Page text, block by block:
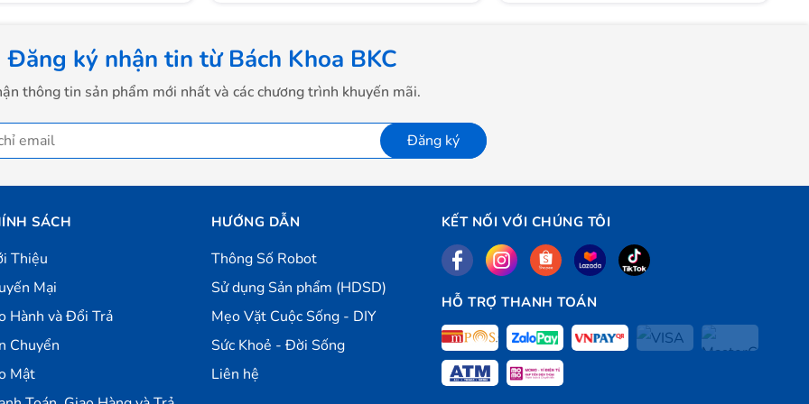
Đăng ký nhận tin từ Bách Khoa BKC
thông tin sản phẩm mới nhất và các chương trình khuyến mãi.
Đăng ký
SÁCH
Thiệu
Mại
Hành và Đổi Trả
Chuyển
Mật
HƯỚNG DẪN
Thông Số Robot
Sử dụng Sản phẩm (HDSD)
Mẹo Vặt Cuộc Sống - DIY
Sức Khoẻ - Đời Sống
Liên hệ
KẾT NỐI VỚI CHÚNG TÔI
HỖ TRỢ THANH TOÁN